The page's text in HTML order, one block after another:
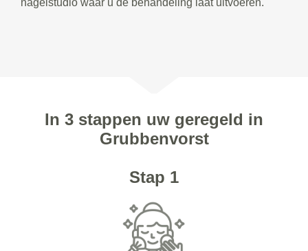
nagelstudio waar u de behandeling laat uitvoeren.
In 3 stappen uw geregeld in
Grubbenvorst
Stap 1